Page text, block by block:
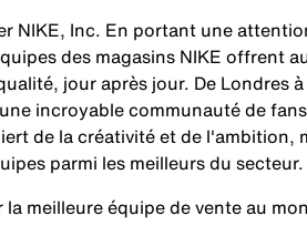
NIKE, Inc. En portant une
des magasins NIKE offrent
jour après jour. De Londres
incroyable communauté de
de la créativité et de l'ambition,
parmi les meilleurs du secteur.
meilleure équipe de vente au